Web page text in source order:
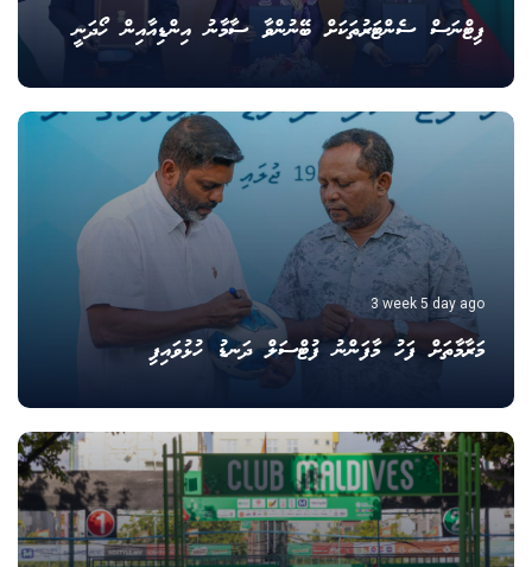
ފިޓްނަސް ސެންޓަރުތަކަށް ބޭނުންވާ ސާމާނު އިންޑިއާއިން ހޯދަނީ
3 week 5 day ago
މަރާމާތަށް ފަހު މާފަންނު ފުޓްސަލް ދަނޑު ހުޅުވައިފި